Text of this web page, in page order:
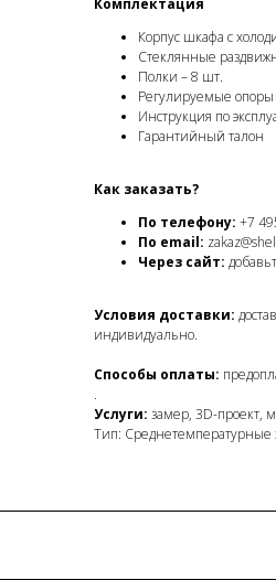
Комплектация
Корпус шкафа с
Стеклянные
Полки – 8 шт.
Регулируемые
Инструкция по
Гарантийный талон
Как заказать?
По телефону: +7
По email:
Через сайт:
Условия доставки:
индивидуально.
Способы оплаты:
.
Услуги: замер, 3D-проект,
Тип: